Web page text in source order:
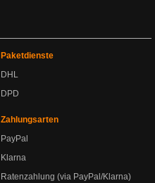
Paketdienste
DHL
DPD
Zahlungsarten
PayPal
Klarna
Ratenzahlung (via PayPal/Klarna)